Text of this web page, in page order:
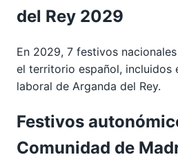
del Rey 2029
En 2029, 7 festivos
el territorio español, incluidos
laboral de Arganda del Rey.
Festivos
Comunidad de